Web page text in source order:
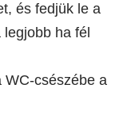
és fedjük le a
ha fél
WC-csészébe a